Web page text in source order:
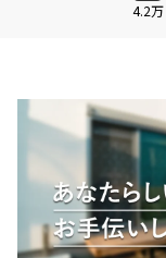
4.2万